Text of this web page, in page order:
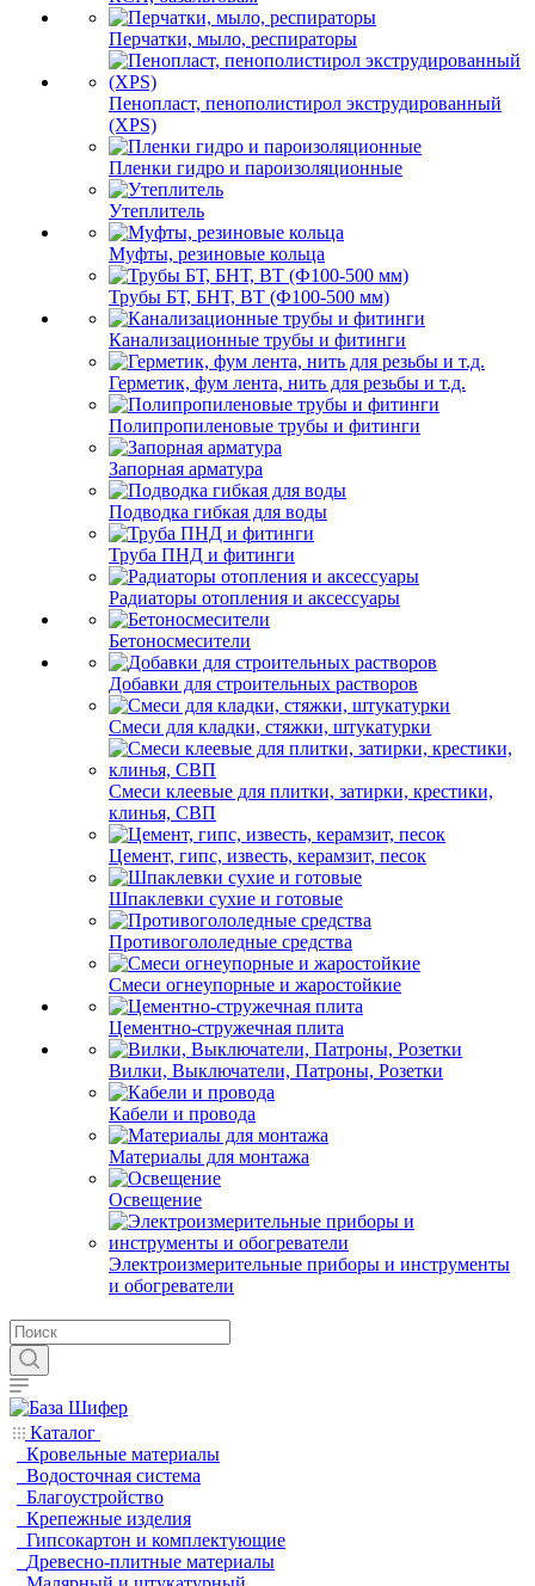
Перчатки, мыло, респираторы
Пенопласт, пенополистирол экструдированный
(XPS)
Пленки гидро и пароизоляционные
Утеплитель
Муфты, резиновые кольца
Трубы БТ, БНТ, ВТ (Ф100-500 мм)
Канализационные трубы и фитинги
Герметик, фум лента, нить для резьбы и т.д.
Полипропиленовые трубы и фитинги
Запорная арматура
Подводка гибкая для воды
Труба ПНД и фитинги
Радиаторы отопления и аксессуары
Бетоносмесители
Добавки для строительных растворов
Смеси для кладки, стяжки, штукатурки
Смеси клеевые для плитки, затирки, крестики,
клинья, СВП
Цемент, гипс, известь, керамзит, песок
Шпаклевки сухие и готовые
Противогололедные средства
Смеси огнеупорные и жаростойкие
Цементно-стружечная плита
Вилки, Выключатели, Патроны, Розетки
Кабели и провода
Материалы для монтажа
Освещение
Электроизмерительные приборы и инструменты
и обогреватели
Каталог
Кровельные материалы
Водосточная система
Благоустройство
Крепежные изделия
Гипсокартон и комплектующие
Древесно-плитные материалы